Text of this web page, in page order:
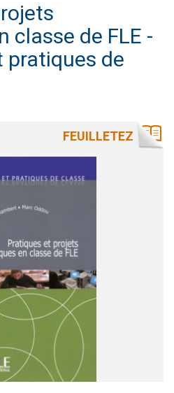
classe de FLE -
pratiques de
FEUILLETEZ